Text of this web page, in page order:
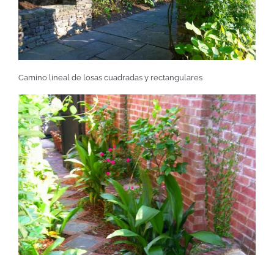
Camino lineal de losas cuadradas y rectangulares